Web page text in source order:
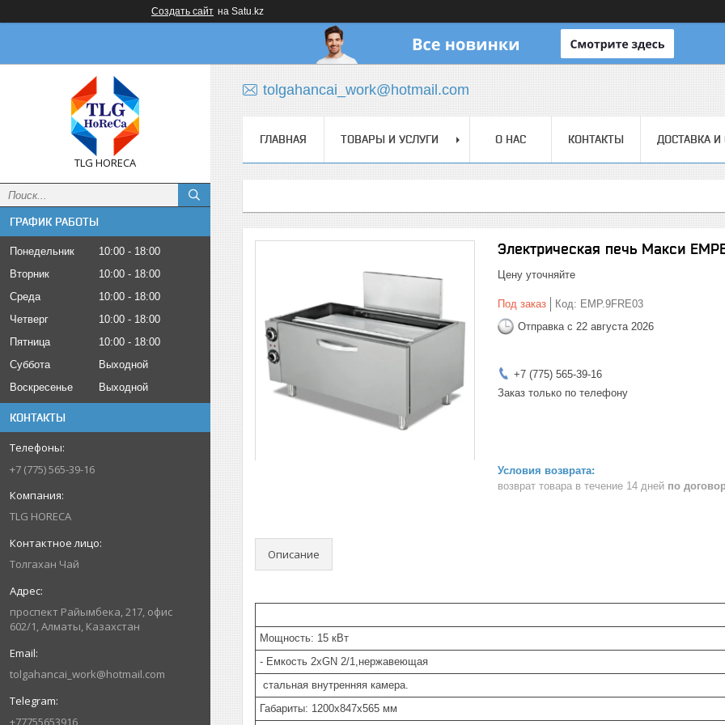
Создать сайт на Satu.kz
TLG HORECA
ГРАФИК РАБОТЫ
Понедельник 10:00
18:00
Вторник
10:00
18:00
Среда
10:00
18:00
Четверг
10:00
18:00
Пятница
10:00
18:00
Суббота
Выходной
Воскресенье
Выходной
КОНТАКТЫ
+7 (775) 565-39-16
TLG HORECA
Толгахан Чай
проспект Райымбека, 217, офис
602/1, Алматы, Казахстан
tolgahancai_work@hotmail.com
+77755653916
tolgahancai_work@hotmail.com
ГЛАВНАЯ ТОВАРЫ И УСЛУГИ О НАС КОНТАКТЫ ДОСТАВКА И
Электрическая печь Макси
Цену уточняйте
Под заказ Код: EMP.9FRE03
Отправка с 22 августа 2026
+7 (775) 565-39-16
Заказ только по телефону
возврат товара в течение 14 дней по
Описание
Мощность: 15 кВт
- Емкость 2xGN 2/1,нержавеющая
стальная внутренняя камера.
Габариты: 1200x847x565 мм